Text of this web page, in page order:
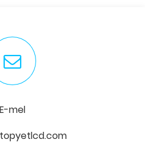
E-mel